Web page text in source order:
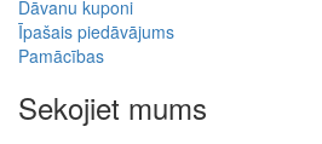
Dāvanu kuponi
Īpašais piedāvājums
Pamācības
Sekojiet mums